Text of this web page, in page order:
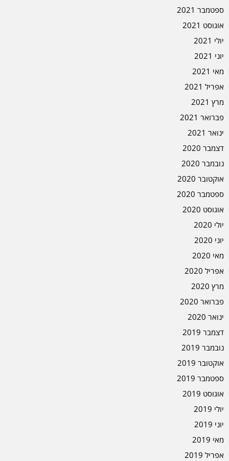
ספטמבר 2021
אוגוסט 2021
יולי 2021
יוני 2021
מאי 2021
אפריל 2021
מרץ 2021
פברואר 2021
ינואר 2021
דצמבר 2020
נובמבר 2020
אוקטובר 2020
ספטמבר 2020
אוגוסט 2020
יולי 2020
יוני 2020
מאי 2020
אפריל 2020
מרץ 2020
פברואר 2020
ינואר 2020
דצמבר 2019
נובמבר 2019
אוקטובר 2019
ספטמבר 2019
אוגוסט 2019
יולי 2019
יוני 2019
מאי 2019
אפריל 2019